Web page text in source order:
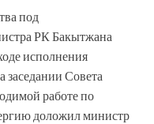
под
РК Бакытжана
исполнения
заседании Совета
работе по
доложил министр